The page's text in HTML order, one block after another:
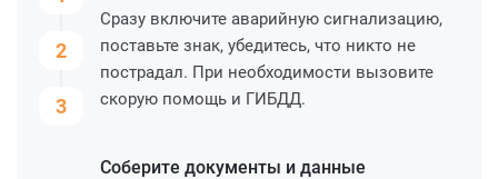
2
3
Сразу включите аварийную сигнализацию,
поставьте знак, убедитесь, что никто не
пострадал. При необходимости вызовите
скорую помощь и ГИБДД.
Соберите документы и данные